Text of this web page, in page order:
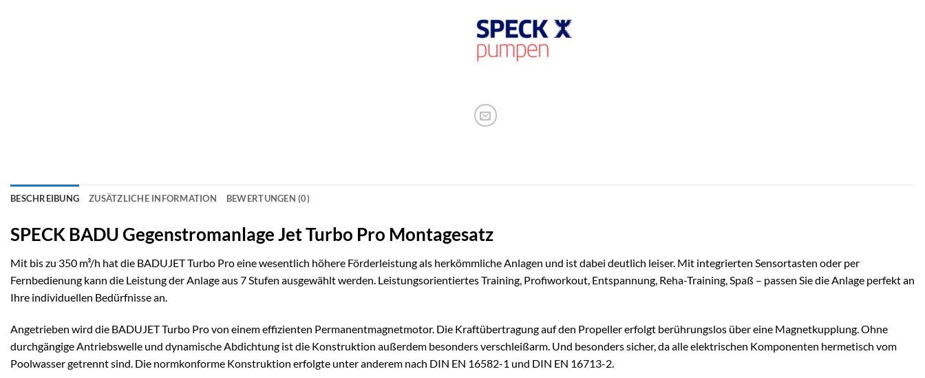
BESCHREIBUNG ZUSÄTZLICHE INFORMATION BEWERTUNGEN (0)
SPECK BADU Gegenstromanlage Jet Turbo Pro Montagesatz
Mit bis zu 350 m³/h hat die BADUJET Turbo Pro eine wesentlich höhere Förderleistung als herkömmliche Anlagen und ist dabei deutlich leiser. Mit integrierten Sensortasten oder per
Fernbedienung kann die Leistung der Anlage aus 7 Stufen ausgewählt werden. Leistungsorientiertes Training, Profiworkout, Entspannung, Reha-Training, Spaß – passen Sie die Anlage perfekt an
Ihre individuellen Bedürfnisse an.
Angetrieben wird die BADUJET Turbo Pro von einem effizienten Permanentmagnetmotor. Die Kraftübertragung auf den Propeller erfolgt berührungslos über eine Magnetkupplung. Ohne
durchgängige Antriebswelle und dynamische Abdichtung ist die Konstruktion außerdem besonders verschleißarm. Und besonders sicher, da alle elektrischen Komponenten hermetisch vom
Poolwasser getrennt sind. Die normkonforme Konstruktion erfolgte unter anderem nach DIN EN 16582-1 und DIN EN 16713-2.